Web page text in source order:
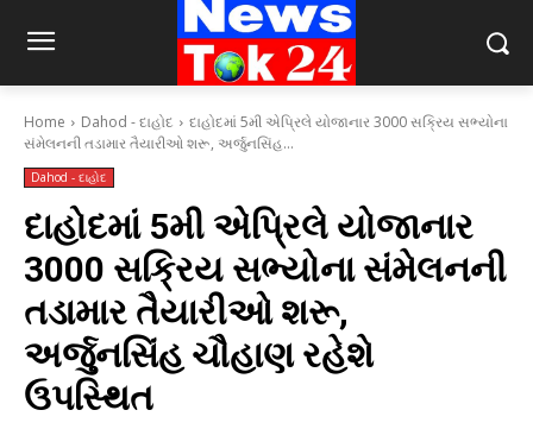
Home Dahod - દાહોદ
દાહોદમાં 5મી એપ્રિલે યોજાનાર 3000 સક્રિય સભ્યોના
સંમેલનની તડામાર તૈયારીઓ શરૂ, અર્જુનસિંહ...
Dahod - દાહોદ
દાહોદમાં 5મી એપ્રિલે યોજાનાર
3000 સક્રિય સભ્યોના સંમેલનની
તડામાર તૈયારીઓ શરૂ,
અર્જુનસિંહ ચૌહાણ રહેશે
ઉપસ્થિત